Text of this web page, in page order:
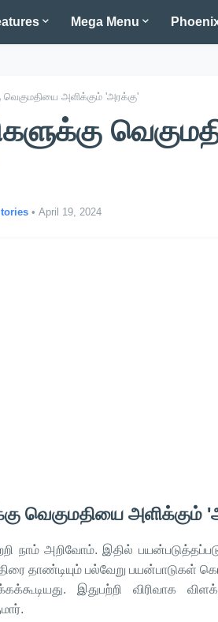
Mega Menu
வெகுமதியை அளிக்கும் 'அரக்கு'
• April 19, 2024
வெகுமதியை அளிக்கும்
நாம் அறிவோம். இதில்
தாண்டியும் பல்வேறு பயன்பாடுகள்
இதுபற்றி விரிவாக